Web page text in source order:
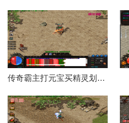
传奇霸主打元宝买精灵划算不